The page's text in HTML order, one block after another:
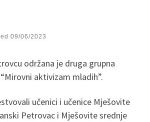
09/06/2023
održana je druga grupna
aktivizam mladih”.
učenici i učenice Mješovite
Petrovac i Mješovite srednje